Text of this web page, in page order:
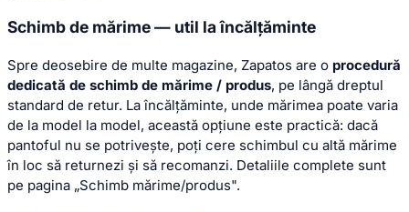
Schimb de mărime — util la încălțăminte
Spre deosebire de multe magazine, Zapatos are o procedură
dedicată de schimb de mărime / produs, pe lângă dreptul
standard de retur. La încălțăminte, unde mărimea poate varia
de la model la model, această opțiune este practică: dacă
pantoful nu se potrivește, poți cere schimbul cu altă mărime
în loc să returnezi și să recomanzi. Detaliile complete sunt
pe pagina „Schimb mărime/produs".